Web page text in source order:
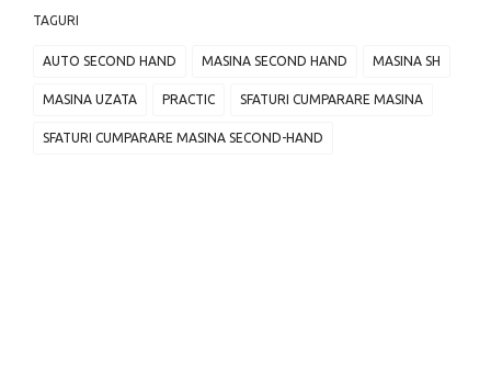
TAGURI
AUTO SECOND HAND MASINA SECOND HAND MASINA SH
MASINA UZATA PRACTIC SFATURI CUMPARARE MASINA
SFATURI CUMPARARE MASINA SECOND-HAND